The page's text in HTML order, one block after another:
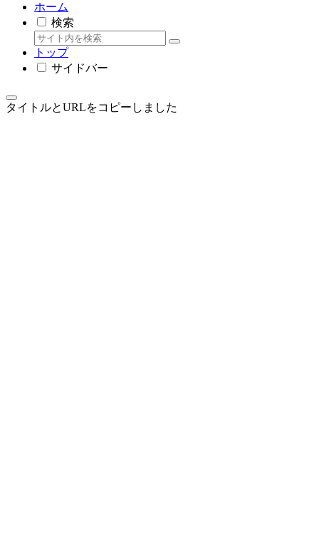
ホーム
検索
トップ
サイドバー
タイトルとURLをコピーしました